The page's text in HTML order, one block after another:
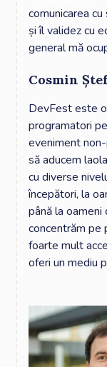
comunicarea
și îl validez cu
general mă
Cosmin
DevFest este
programatori
eveniment
să aducem
cu diverse
începători, la
până la oameni
concentrăm pe
foarte mult
oferi un mediu